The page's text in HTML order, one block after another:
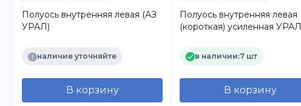
Полуось внутренняя левая (АЗ
УРАЛ)
наличие уточняйте
В корзину
Полуось внутренняя левая
(короткая) усиленная УРАЛ
в наличии:7 шт
В корзину